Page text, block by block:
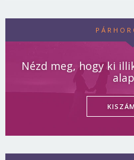
Nézd meg, hogy ki